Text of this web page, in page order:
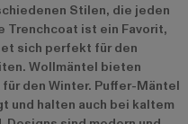
Stilen, die jeden
Trenchcoat ist ein Favorit,
sich perfekt für den
Wollmäntel bieten
den Winter. Puffer-Mäntel
und halten auch bei kaltem